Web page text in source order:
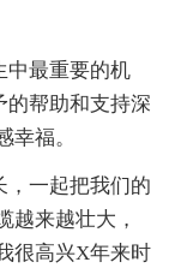
中最重要的机
的帮助和支持深
幸福。
，一起把我们的
越来越壮大，
很高兴X年来时